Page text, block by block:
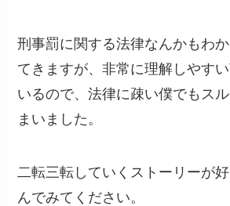
刑事罰に関する法律なんかもわ
てきますが、非常に理解しやす
いるので、法律に疎い僕でもス
まいました。
二転三転していくストーリーが
んでみてください。